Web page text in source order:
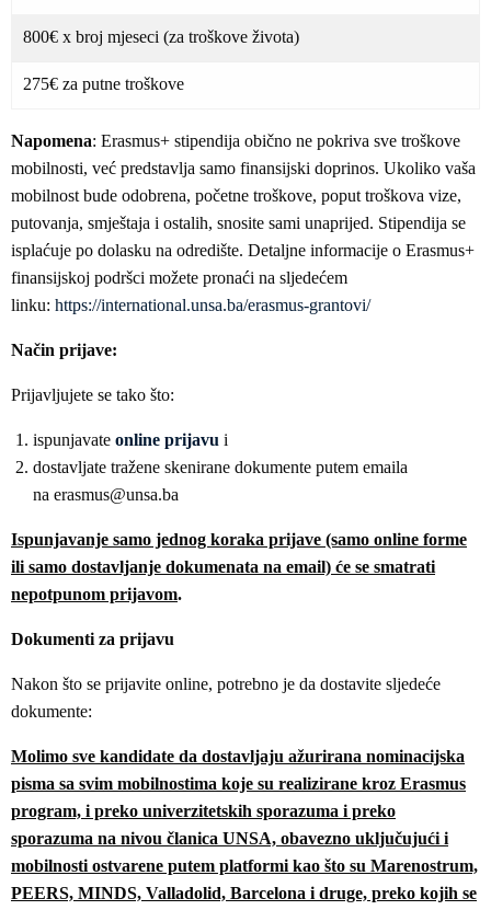
800€ x broj mjeseci (za troškove života)
275€ za putne troškove
Napomena: Erasmus+ stipendija obično ne pokriva sve troškove
mobilnosti, već predstavlja samo finansijski doprinos. Ukoliko vaša
mobilnost bude odobrena, početne troškove, poput troškova vize,
putovanja, smještaja i ostalih, snosite sami unaprijed. Stipendija se
isplaćuje po dolasku na odredište. Detaljne informacije o Erasmus+
finansijskoj podršci možete pronaći na sljedećem
linku: https://international.unsa.ba/erasmus-grantovi/
Način prijave:
Prijavljujete se tako što:
ispunjavate online prijavu i
dostavljate tražene skenirane dokumente putem emaila
na erasmus@unsa.ba
Ispunjavanje samo jednog koraka prijave (samo online forme
ili samo dostavljanje dokumenata na email) će se smatrati
nepotpunom prijavom.
Dokumenti za prijavu
Nakon što se prijavite online, potrebno je da dostavite sljedeće
dokumente:
Molimo sve kandidate da dostavljaju ažurirana nominacijska
pisma sa svim mobilnostima koje su realizirane kroz Erasmus
program, i preko univerzitetskih sporazuma i preko
sporazuma na nivou članica UNSA, obavezno uključujući i
mobilnosti ostvarene putem platformi kao što su Marenostrum,
PEERS, MINDS, Valladolid, Barcelona i druge, preko kojih se